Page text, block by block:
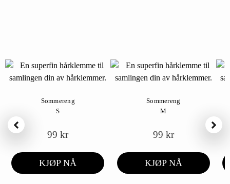
Sommereng
S
99kr
KJØP NÅ
Sommereng
M
99 kr
KJØP NÅ